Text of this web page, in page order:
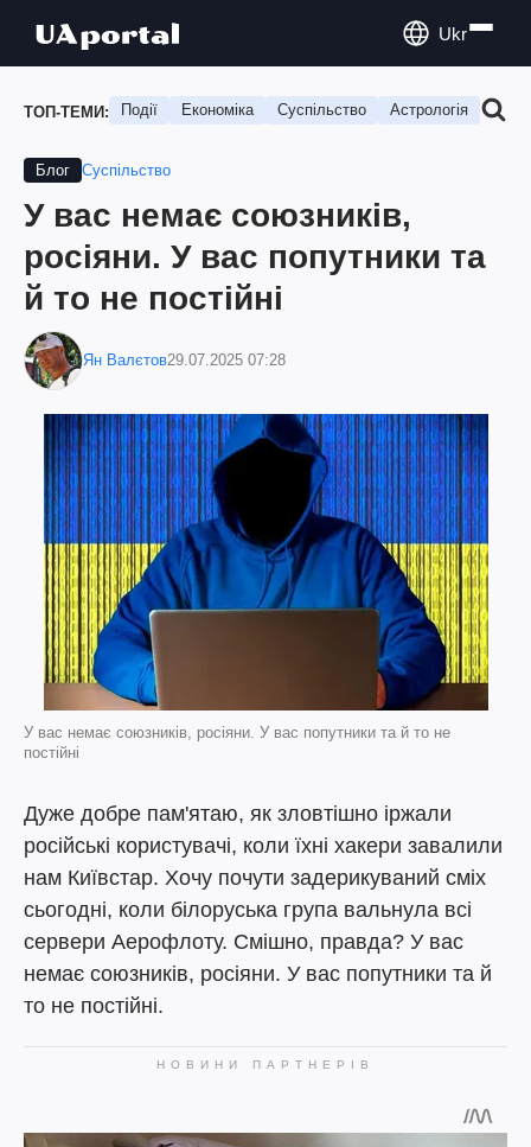
Ukr
ТОП-ТЕМИ: Події Економіка Суспільство Астрологія
Блог Суспільство
У вас немає союзників,
росіяни. У вас попутники та
й то не постійні
Ян Валєтов29.07.2025 07:28
У вас немає союзників, росіяни. У вас попутники та й то не
постійні
Дуже добре пам'ятаю, як зловтішно іржали
російські користувачі, коли їхні хакери завалили
нам Київстар. Хочу почути задерикуваний сміх
сьогодні, коли білоруська група вальнула всі
сервери Аерофлоту. Смішно, правда? У вас
немає союзників, росіяни. У вас попутники та й
то не постійні.